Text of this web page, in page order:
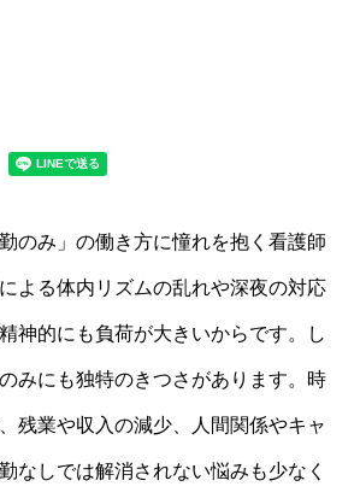
のみ」の働き方に憧れを抱く看護師
よる体内リズムの乱れや深夜の対応
神的にも負荷が大きいからです。し
みにも独特のきつさがあります。時
残業や収入の減少、人間関係やキャ
なしでは解消されない悩みも少なく